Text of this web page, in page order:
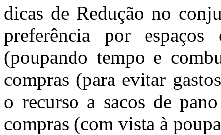
dicas de Redução no
preferência por espaços
(poupando tempo e
compras (para evitar
o recurso a sacos de
compras (com vista à